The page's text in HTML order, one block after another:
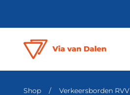
Shop / Verkeersborden RVV